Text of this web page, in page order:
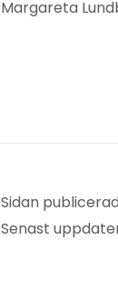
Margareta
Sidan
Senast